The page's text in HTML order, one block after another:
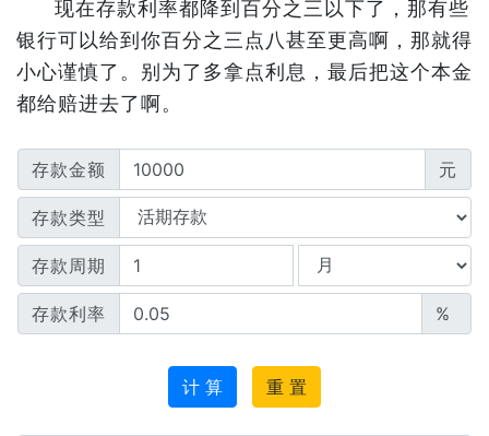
现在存款利率都降到百分之三以下了，那有些
银行可以给到你百分之三点八甚至更高啊，那就得
小心谨慎了。别为了多拿点利息，最后把这个本金
都给赔进去了啊。
存款金额 元
存款类型
存款周期
存款利率 %
计 算 重 置